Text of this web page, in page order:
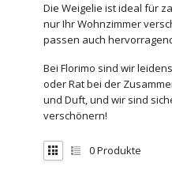
Die Weigelie ist ideal für
nur Ihr Wohnzimmer
passen auch
Bei Florimo sind wir
oder Rat bei der
und Duft, und wir sind
verschönern!
0Produkte